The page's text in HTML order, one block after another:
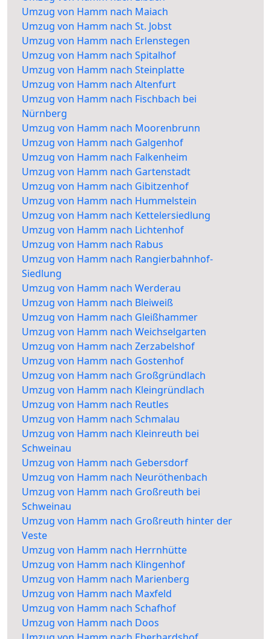
Umzug von Hamm nach Maiach
Umzug von Hamm nach St. Jobst
Umzug von Hamm nach Erlenstegen
Umzug von Hamm nach Spitalhof
Umzug von Hamm nach Steinplatte
Umzug von Hamm nach Altenfurt
Umzug von Hamm nach Fischbach bei
Nürnberg
Umzug von Hamm nach Moorenbrunn
Umzug von Hamm nach Galgenhof
Umzug von Hamm nach Falkenheim
Umzug von Hamm nach Gartenstadt
Umzug von Hamm nach Gibitzenhof
Umzug von Hamm nach Hummelstein
Umzug von Hamm nach Kettelersiedlung
Umzug von Hamm nach Lichtenhof
Umzug von Hamm nach Rabus
Umzug von Hamm nach Rangierbahnhof-
Siedlung
Umzug von Hamm nach Werderau
Umzug von Hamm nach Bleiweiß
Umzug von Hamm nach Gleißhammer
Umzug von Hamm nach Weichselgarten
Umzug von Hamm nach Zerzabelshof
Umzug von Hamm nach Gostenhof
Umzug von Hamm nach Großgründlach
Umzug von Hamm nach Kleingründlach
Umzug von Hamm nach Reutles
Umzug von Hamm nach Schmalau
Umzug von Hamm nach Kleinreuth bei
Schweinau
Umzug von Hamm nach Gebersdorf
Umzug von Hamm nach Neuröthenbach
Umzug von Hamm nach Großreuth bei
Schweinau
Umzug von Hamm nach Großreuth hinter der
Veste
Umzug von Hamm nach Herrnhütte
Umzug von Hamm nach Klingenhof
Umzug von Hamm nach Marienberg
Umzug von Hamm nach Maxfeld
Umzug von Hamm nach Schafhof
Umzug von Hamm nach Doos